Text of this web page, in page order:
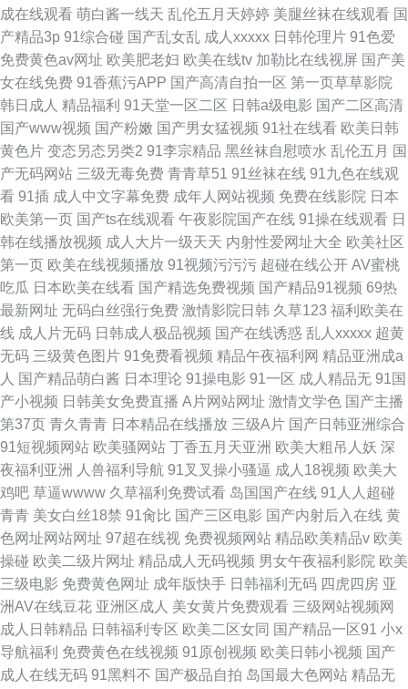
成在线观看 萌白酱一线天 乱伦五月天婷婷 美腿丝袜在线观看 国
产精品3p 91综合碰 国产乱女乱 成人xxxxx 日韩伦理片 91色爱
免费黄色av网址 欧美肥老妇 欧美在线tv 加勒比在线视屏 国产美
女在线免费 91香蕉污APP 国产高清自拍一区 第一页草草影院
韩日成人 精品福利 91天堂一区二区 日韩a级电影 国产二区高清
国产www视频 国产粉嫩 国产男女猛视频 91社在线看 欧美日韩
黄色片 变态另态另类2 91李宗精品 黑丝袜自慰喷水 乱伦五月 国
产无码网站 三级无毒免费 青青草51 91丝袜在线 91九色在线观
看 91插 成人中文字幕免费 成年人网站视频 免费在线影院 日本
欧美第一页 国产ts在线观看 午夜影院国产在线 91操在线观看 日
韩在线播放视频 成人大片一级天天 内射性爱网址大全 欧美社区
第一页 欧美在线视频播放 91视频污污污 超碰在线公开 AV蜜桃
吃瓜 日本欧美在线看 国产精选免费视频 国产精品91视频 69热
最新网址 无码白丝强行免费 激情影院日韩 久草123 福利欧美在
线 成人片无码 日韩成人极品视频 国产在线诱惑 乱人xxxxx 超黄
无码 三级黄色图片 91免费看视频 精品午夜福利网 精品亚洲成a
人 国产精品萌白酱 日本理论 91操电影 91一区 成人精品无 91国
产小视频 日韩美女免费直播 A片网站网址 激情文学色 国产主播
第37页 青久青青 日本精品在线播放 三级A片 国产日韩亚洲综合
91短视频网站 欧美骚网站 丁香五月天亚洲 欧美大粗吊人妖 深
夜福利亚洲
人兽福利导航 91叉叉操小骚逼 成人18视频 欧美大
鸡吧 草逼wwww 久草福利免费试看 岛国国产在线 91人人超碰
青青 美女白丝18禁 91肏比 国产三区电影 国产内射后入在线 黄
色网址网站网址 97超在线视 免费视频网站 精品欧美精品v 欧美
操碰 欧美二级片网址 精品成人无码视频 男女午夜福利影院 欧美
三级电影 免费黄色网址 成年版快手 日韩福利无码 四虎四房 亚
洲AV在线豆花 亚洲区成人 美女黄片免费观看 三级网站视频网
成人日韩精品 日韩福利专区 欧美二区女同 国产精品一区91 小x
导航福利 免费黄色在线视频 91原创视频 欧美日韩小视频 国产
成人在线无码 91黑料不 国产极品自拍 岛国最大色网站 精品无